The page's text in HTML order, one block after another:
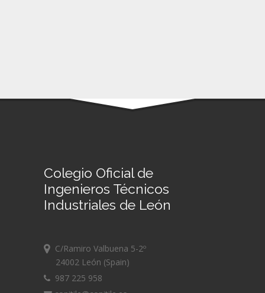
Colegio Oficial de
Ingenieros Técnicos
Industriales de León
C/Ramiro Valbuena 5-2º
24002 León (Spain)
987 225 958